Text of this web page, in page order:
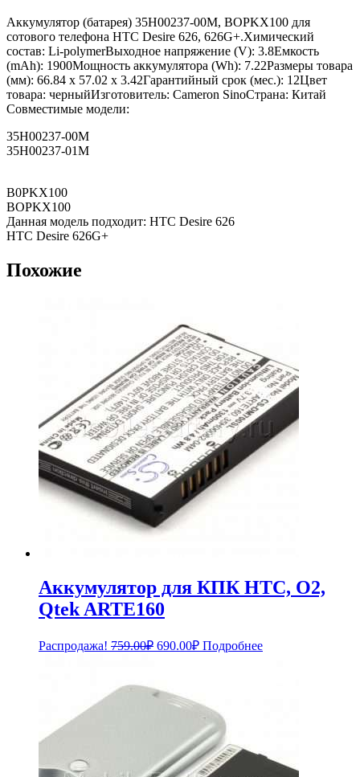
Аккумулятор (батарея) 35H00237-00M, BOPKX100 для
сотового телефона HTC Desire 626, 626G+.Химический
состав: Li-polymerВыходное напряжение (V): 3.8Емкость
(mAh): 1900Мощность аккумулятора (Wh): 7.22Размеры товара
(мм): 66.84 x 57.02 x 3.42Гарантийный срок (мес.): 12Цвет
товара: черныйИзготовитель: Cameron SinoСтрана: Китай
Совместимые модели:
35H00237-00M
35H00237-01M
B0PKX100
BOPKX100
Данная модель подходит: HTC Desire 626
HTC Desire 626G+
Похожие
Аккумулятор для КПК HTC, O2,
Qtek ARTE160
Распродажа! 759.00₽ Первоначальная
759.00₽.
690.00₽Текущая
цена:
Подробнее